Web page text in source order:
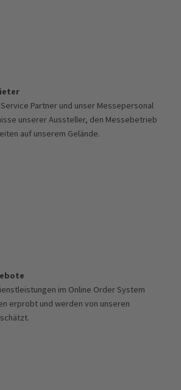
Partner und unser Messepersonal
unserer Aussteller, den Messebetrieb
auf unserem Gelände.
im Online Order System
erprobt und werden von unseren